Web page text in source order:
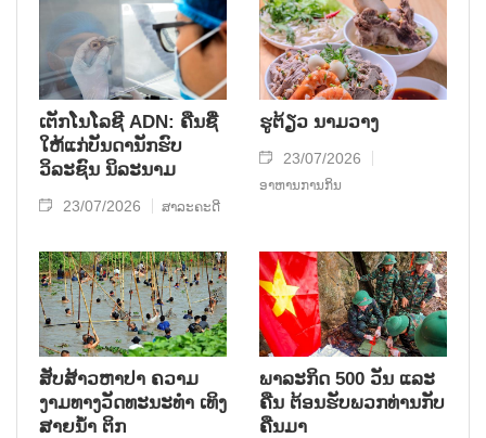
ເຕັກໂນໂລຊີ ADN: ຄືນຊື່
ໃຫ້ແກ່ບັນດານັກຮົບ
ວິລະຊົນ ນິລະນາມ
23/07/2026 ສາລະຄະດີ
ຮູຕ້ຽວ ນາມວາງ
23/07/2026
ອາຫານການກິນ
ສັບສ້າວຫາປາ ຄວາມ
ງາມທາງວັດທະນະທໍາ ເທິງ
ສາຍນໍ້າ ຕິກ
ພາລະກິດ 500 ວັນ ແລະ
ຄືນ ຕ້ອນຮັບພວກທ່ານກັບ
ຄືນມາ